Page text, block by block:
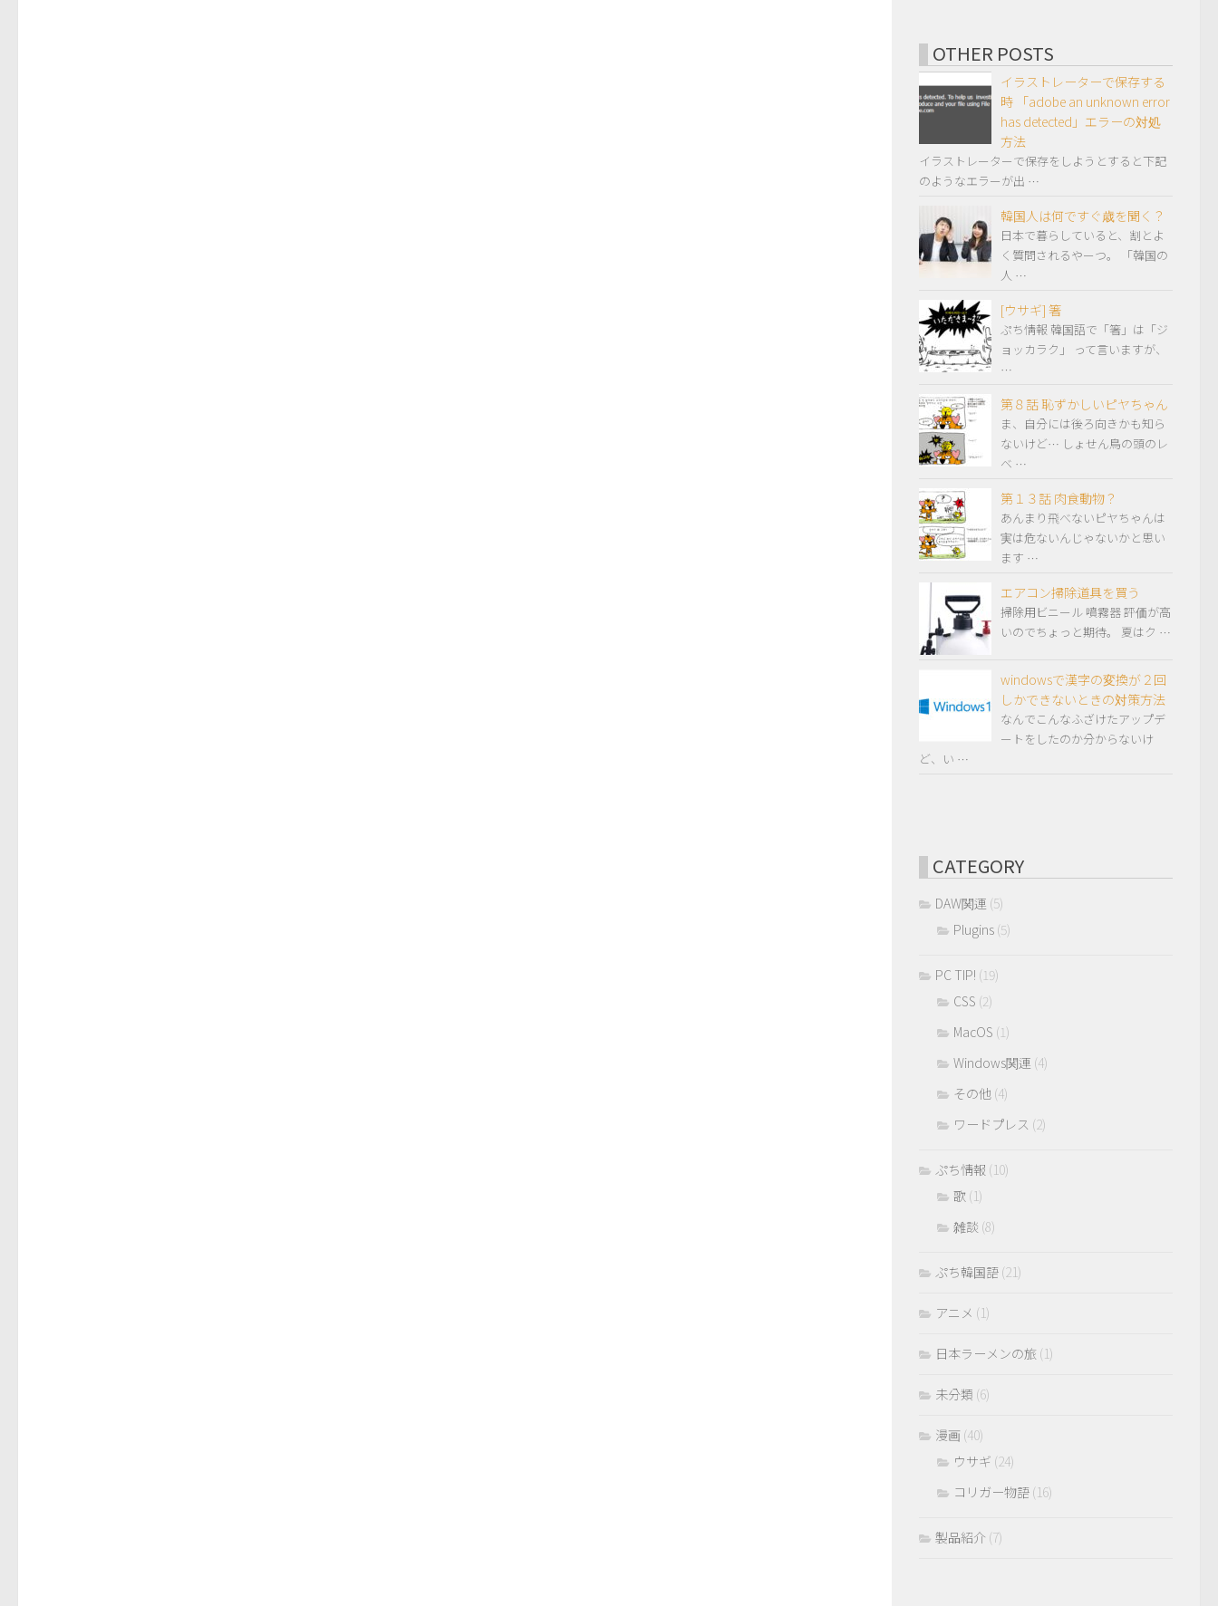
OTHER POSTS
イラストレーターで保存する
時 「adobe an unknown error
has detected」エラーの対処
方法
イラストレーターで保存をしようとすると下記
のようなエラーが出 …
韓国人は何ですぐ歳を聞く？
日本で暮らしていると、割とよ
く質問されるやーつ。 「韓国の
人 …
[ウサギ] 箸
ぷち情報 韓国語で「箸」は「ジ
ョッカラク」 って言いますが、
…
第８話 恥ずかしいピヤちゃん
ま、自分には後ろ向きかも知ら
ないけど… しょせん鳥の頭のレ
ベ …
第１３話 肉食動物？
あんまり飛べないピヤちゃんは
実は危ないんじゃないかと思い
ます …
エアコン掃除道具を買う
掃除用ビニール 噴霧器 評価が高
いのでちょっと期待。 夏はク …
windowsで漢字の変換が２回
しかできないときの対策方法
なんでこんなふざけたアップデ
ートをしたのか分からないけ
ど、い …
CATEGORY
DAW関連 (5)
Plugins (5)
PC TIP! (19)
CSS (2)
MacOS (1)
Windows関連 (4)
その他 (4)
ワードプレス (2)
ぷち情報 (10)
歌 (1)
雑談 (8)
ぷち韓国語 (21)
アニメ (1)
日本ラーメンの旅 (1)
未分類 (6)
漫画 (40)
ウサギ (24)
コリガー物語 (16)
製品紹介 (7)